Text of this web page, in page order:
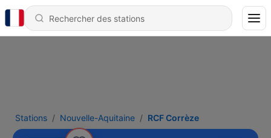
Stations Nouvelle-Aquitaine RCF Corrèze